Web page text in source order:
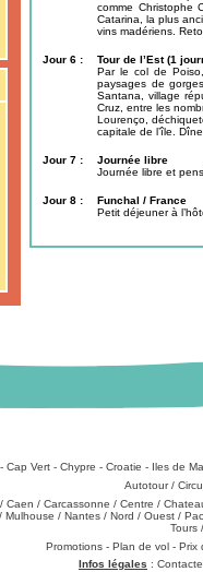
comme Christophe
Catarina, la plus
vins madériens.
Jour 6 :
Tour de l’Est (1
Par le col de
paysages de
Santana, village
Cruz, entre les
Lourenço,
capitale de l’île.
Jour 7 :
Journée libre
Journée libre et
Jour 8 :
Funchal / France
Petit déjeuner à
- Cap Vert- Chypre - Croatie - Iles de
Autotour/
/ Caen / Carcassonne / Centre /
/ Mulhouse / Nantes / Nord / Ouest /
Tours/
Promotions - Plan de vol - Prix
Infos légales :